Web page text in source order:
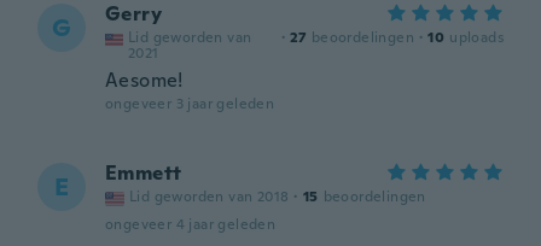
G Gerry
Lid geworden van
2021
· 27 beoordelingen · 10 uploads
Aesome!
ongeveer 3 jaar geleden
E Emmett
Lid geworden van 2018 · 15 beoordelingen
ongeveer 4 jaar geleden